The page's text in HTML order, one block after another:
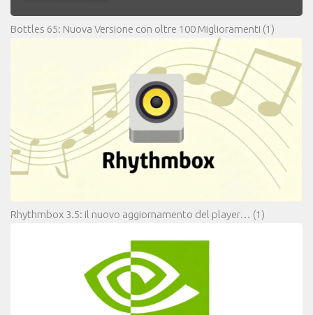
Bottles 65: Nuova Versione con oltre 100 Miglioramenti (1)
Rhythmbox 3.5: il nuovo aggiornamento del player… (1)